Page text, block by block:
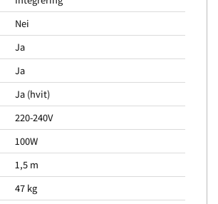
Nei
Ja
Ja
Ja (hvit)
220-240V
100W
1,5 m
47 kg